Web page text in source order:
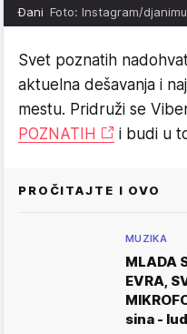
Đani Foto: Instagram/
Svet poznatih
aktuelna dešavanja i
mestu. Pridruži se
POZNATIH
i budi u
PROČITAJTE I OVO
MUZIKA
MLADA
EVRA,
sina -